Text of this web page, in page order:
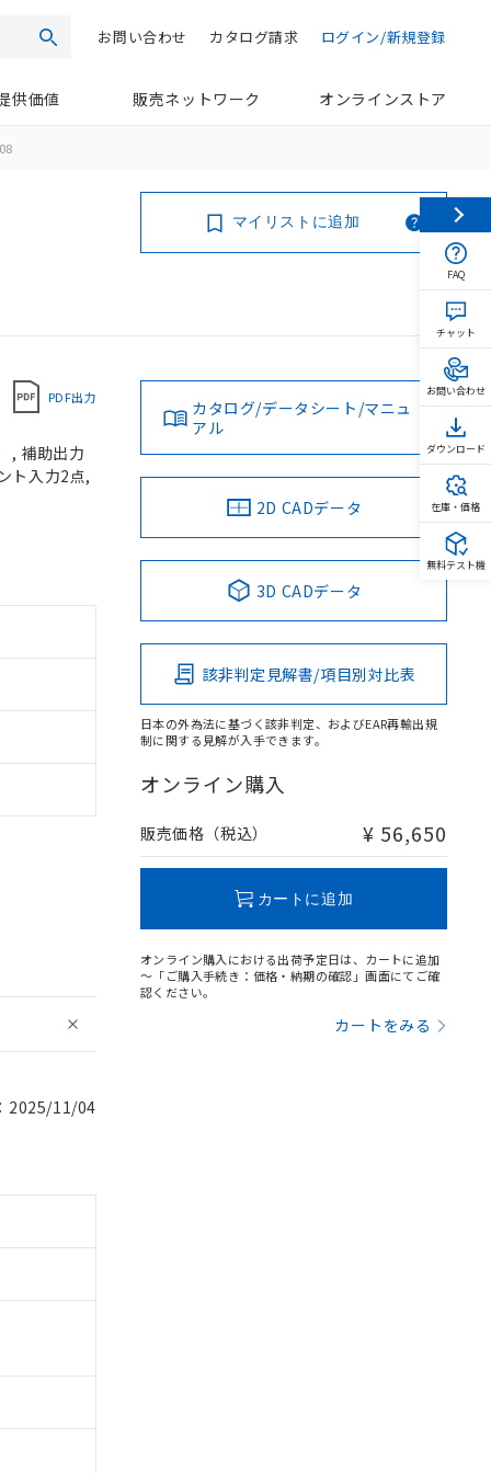
検索 ログイン/新規登録
カタログ請求
お問い合わせ
供価値 販売ネットワーク オンラインストア
マイリストに追加
PDF出力
, 補助出力
ト入力2点,
2025/11/04
カタログ/データシート/マニュ
アル
2D CADデータ
3D CADデータ
該非判定見解書/項目別対比表
日本の外為法に基づく該非判定、およびEAR再輸出規
制に関する見解が入手できます。
オンライン購入
販売価格（税込） ¥ 56,650
カートに追加
オンライン購入における出荷予定日は、カートに追加
～「ご購入手続き：価格・納期の確認」画面にてご確
認ください。
カートをみる
FAQ
チャット
お問い合わせ
ダウンロード
在庫・価格
無料テスト機